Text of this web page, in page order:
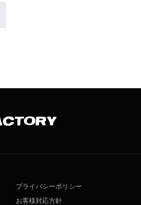
プライバシーポリシー
お客様対応方針